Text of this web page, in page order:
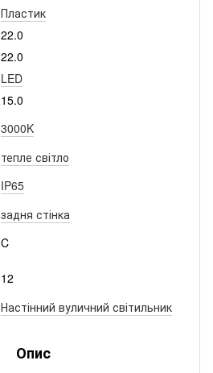
Пластик
22.0
22.0
LED
15.0
3000K
тепле світло
IP65
задня стінка
C
12
Настінний вуличний світильник
Опис